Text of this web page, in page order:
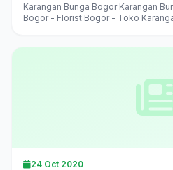
Karangan Bunga Bogor Karangan
Bogor - Florist Bogor - Toko
24 Oct 2020